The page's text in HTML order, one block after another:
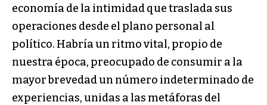
economía de la intimidad que traslada sus
operaciones desde el plano personal al
político. Habría un ritmo vital, propio de
nuestra época, preocupado de consumir a la
mayor brevedad un número indeterminado de
experiencias, unidas a las metáforas del